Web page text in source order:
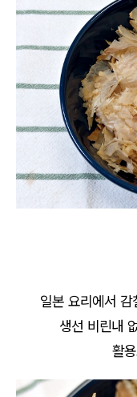
일본 요리에서
생선 비린내
활